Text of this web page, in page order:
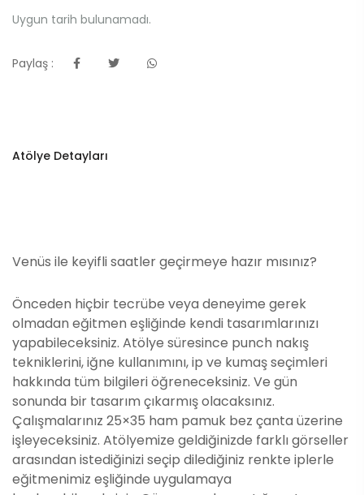
Uygun tarih bulunamadı.
Paylaş :
Atölye Detayları
Venüs ile keyifli saatler geçirmeye hazır mısınız?
Önceden hiçbir tecrübe veya deneyime gerek
olmadan eğitmen eşliğinde kendi tasarımlarınızı
yapabileceksiniz. Atölye süresince punch nakış
tekniklerini, iğne kullanımını, ip ve kumaş seçimleri
hakkında tüm bilgileri öğreneceksiniz. Ve gün
sonunda bir tasarım çıkarmış olacaksınız.
Çalışmalarınız 25×35 ham pamuk bez çanta üzerine
işleyeceksiniz. Atölyemize geldiğinizde farklı görseller
arasından istediğinizi seçip dilediğiniz renkte iplerle
eğitmenimiz eşliğinde uygulamaya